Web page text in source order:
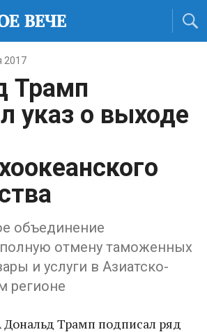
2017
Трамп
указ о выходе
объединение
полную отмену таможенных
и услуги в Азиатско-
регионе
Трамп подписал ряд